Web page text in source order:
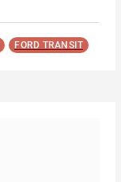
FORD TRANSIT